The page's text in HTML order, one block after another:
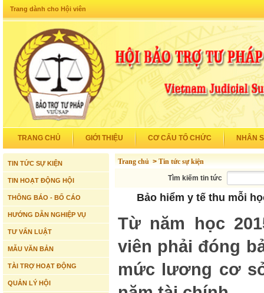
Trang dành cho Hội viên
TRANG CHỦ GIỚI THIỆU CƠ CẤU TỔ CHỨC NHÂN
TIN TỨC SỰ KIỆN
TIN HOẠT ĐỘNG HỘI
THÔNG BÁO - BỐ CÁO
HƯỚNG DẪN NGHIỆP VỤ
TƯ VẤN LUẬT
MẪU VĂN BẢN
TÀI TRỢ HOẠT ĐỘNG
QUẢN LÝ HỘI
Trang chủ > Tin tức sự kiện
Tìm kiếm tin tức
Bảo hiểm y tế thu mỗi
Từ năm học
viên phải đóng
mức lương cơ